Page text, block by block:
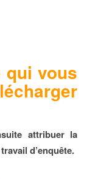
qui vous
attribuer la
d’enquête.